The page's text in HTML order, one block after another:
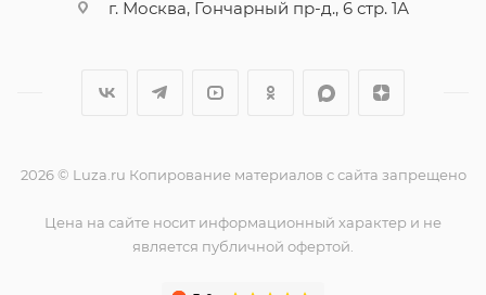
г. Москва, Гончарный пр-д., 6 стр. 1А
2026 © Luza.ru Копирование материалов с сайта запрещено
Цена на сайте носит информационный характер и не
является публичной офертой.